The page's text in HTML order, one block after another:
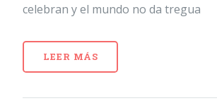
celebran y el mundo no da tregua
LEER MÁS